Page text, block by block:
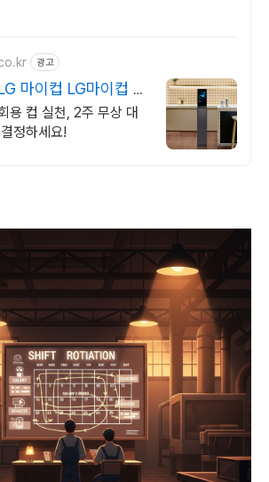
광고
마이컵 LG마이컵 무
용 컵 실천, 2주 무상 대
정하세요!